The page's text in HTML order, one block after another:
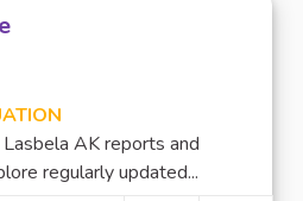
AK reports and
regularly updated...